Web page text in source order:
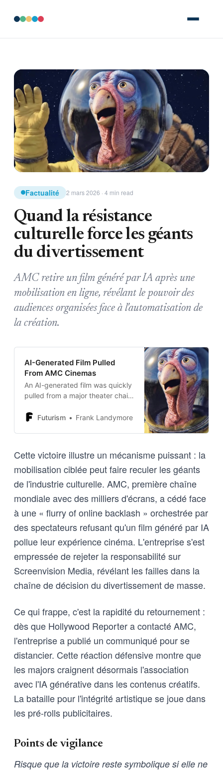
Factualité 2 mars 2026 · 4 min read
Quand la résistance
culturelle force les géants
du divertissement
AMC retire un film généré par IA après une
mobilisation en ligne, révélant le pouvoir des
audiences organisées face à l'automatisation de
la création.
AI-Generated Film Pulled
From AMC Cinemas
An AI-generated film was quickly
pulled from a major theater chain
distribution.
Futurism Frank Landymore
Cette victoire illustre un mécanisme puissant : la
mobilisation ciblée peut faire reculer les géants
de l'industrie culturelle. AMC, première chaîne
mondiale avec des milliers d'écrans, a cédé face
à une « flurry of online backlash » orchestrée par
des spectateurs refusant qu'un film généré par IA
pollue leur expérience cinéma. L'entreprise s'est
empressée de rejeter la responsabilité sur
Screenvision Media, révélant les failles dans la
chaîne de décision du divertissement de masse.
Ce qui frappe, c'est la rapidité du retournement :
dès que Hollywood Reporter a contacté AMC,
l'entreprise a publié un communiqué pour se
distancier. Cette réaction défensive montre que
les majors craignent désormais l'association
avec l'IA générative dans les contenus créatifs.
La bataille pour l'intégrité artistique se joue dans
les pré-rolls publicitaires.
Points de vigilance
Risque que la victoire reste symbolique si elle ne